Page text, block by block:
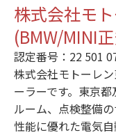
株式会社モ
(BMW/MINI
認定番号：22 501
株式会社モトーレ
ーラーです。東京
ルーム、点検整備
性能に優れた電気